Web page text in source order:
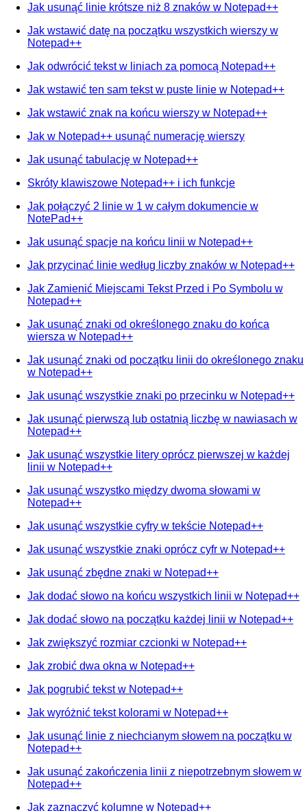
Jak usunąć linie krótsze niż 8 znaków w Notepad++
Jak wstawić datę na początku wszystkich wierszy w
Notepad++
Jak odwrócić tekst w liniach za pomocą Notepad++
Jak wstawić ten sam tekst w puste linie w Notepad++
Jak wstawić znak na końcu wierszy w Notepad++
Jak w Notepad++ usunąć numerację wierszy
Jak usunąć tabulację w Notepad++
Skróty klawiszowe Notepad++ i ich funkcje
Jak połączyć 2 linie w 1 w całym dokumencie w
NotePad++
Jak usunąć spacje na końcu linii w Notepad++
Jak przycinać linie według liczby znaków w Notepad++
Jak Zamienić Miejscami Tekst Przed i Po Symbolu w
Notepad++
Jak usunąć znaki od określonego znaku do końca
wiersza w Notepad++
Jak usunąć znaki od początku linii do określonego znaku
w Notepad++
Jak usunąć wszystkie znaki po przecinku w Notepad++
Jak usunąć pierwszą lub ostatnią liczbę w nawiasach w
Notepad++
Jak usunąć wszystkie litery oprócz pierwszej w każdej
linii w Notepad++
Jak usunąć wszystko między dwoma słowami w
Notepad++
Jak usunąć wszystkie cyfry w tekście Notepad++
Jak usunąć wszystkie znaki oprócz cyfr w Notepad++
Jak usunąć zbędne znaki w Notepad++
Jak dodać słowo na końcu wszystkich linii w Notepad++
Jak dodać słowo na początku każdej linii w Notepad++
Jak zwiększyć rozmiar czcionki w Notepad++
Jak zrobić dwa okna w Notepad++
Jak pogrubić tekst w Notepad++
Jak wyróżnić tekst kolorami w Notepad++
Jak usunąć linie z niechcianym słowem na początku w
Notepad++
Jak usunąć zakończenia linii z niepotrzebnym słowem w
Notepad++
Jak zaznaczyć kolumnę w Notepad++